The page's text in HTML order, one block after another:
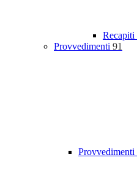
Recapiti
Provvedimenti 91